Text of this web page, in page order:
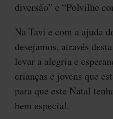
diversão” e “Polvilhe
Na Tavi e com a ajuda
desejamos, através
levar a alegria e
crianças e jovens que
para que este Natal
bem especial.